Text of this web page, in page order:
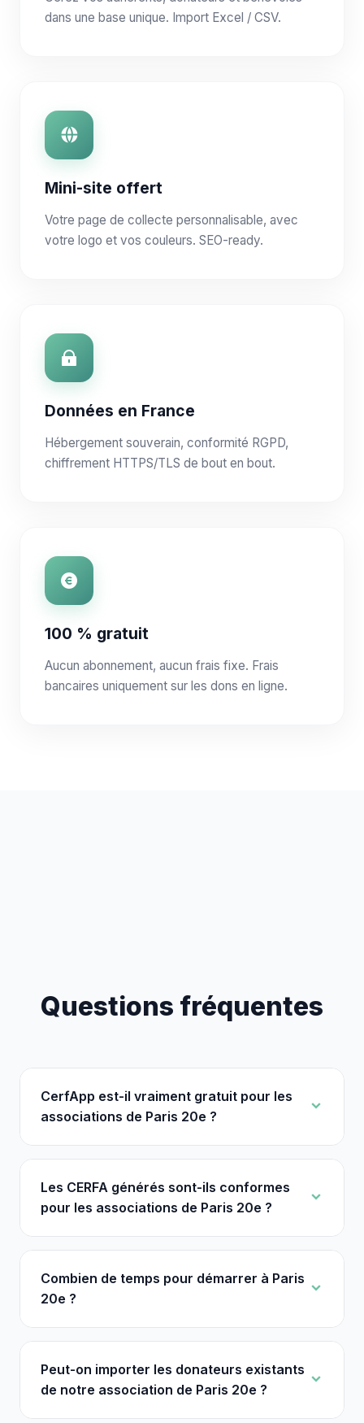
dans une base unique. Import Excel / CSV.
Mini-site offert
Votre page de collecte personnalisable, avec
votre logo et vos couleurs. SEO-ready.
Données en France
Hébergement souverain, conformité RGPD,
chiffrement HTTPS/TLS de bout en bout.
100 % gratuit
Aucun abonnement, aucun frais fixe. Frais
bancaires uniquement sur les dons en ligne.
Questions fréquentes
CerfApp est-il vraiment gratuit pour les
associations de Paris 20e ?
Les CERFA générés sont-ils conformes
pour les associations de Paris 20e ?
Combien de temps pour démarrer à Paris
20e ?
Peut-on importer les donateurs existants
de notre association de Paris 20e ?